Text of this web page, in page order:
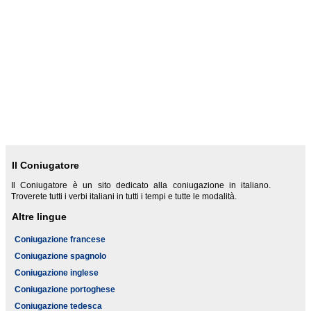
Il Coniugatore
Il Coniugatore è un sito dedicato alla coniugazione in italiano.
Troverete tutti i verbi italiani in tutti i tempi e tutte le modalità.
Altre lingue
Coniugazione francese
Coniugazione spagnolo
Coniugazione inglese
Coniugazione portoghese
Coniugazione tedesca